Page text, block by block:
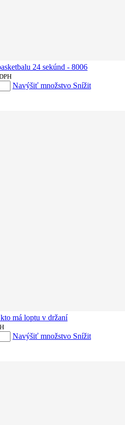
24 sekúnd - 8006
Navýšiť množstvo Snížit
má loptu v držaní
Navýšiť množstvo Snížit